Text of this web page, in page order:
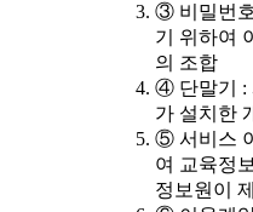
③ 비밀번
기 위하여
의 조합
④ 단말기 :
가 설치한
⑤ 서비스
여 교육정
정보원이